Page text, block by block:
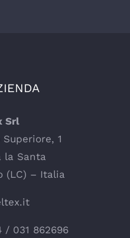
Srl
1
la Santa
(LC) – Italia
/ 031 862696